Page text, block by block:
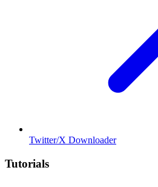
Twitter/X Downloader
Tutorials